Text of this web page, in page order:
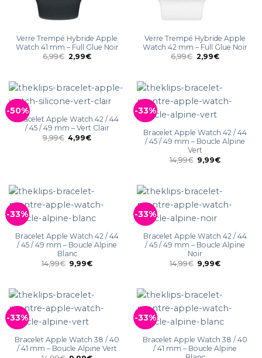
Verre Trempé Hybride Apple
Watch 41 mm – Full Glue Noir
6,99€ 2,99€
Verre Trempé Hybride Apple
Watch 42 mm – Full Glue Noir
6,99€ 2,99€
-50%
Bracelet Apple Watch 42 / 44
/ 45 / 49 mm – Vert Clair
9,99€ 4,99€
-33%
Bracelet Apple Watch 42 / 44
/ 45 / 49 mm – Boucle Alpine
Vert
14,99€ 9,99€
-33%
Bracelet Apple Watch 42 / 44
/ 45 / 49 mm – Boucle Alpine
Blanc
14,99€ 9,99€
-33%
Bracelet Apple Watch 42 / 44
/ 45 / 49 mm – Boucle Alpine
Noir
14,99€ 9,99€
-33%
Bracelet Apple Watch 38 / 40
/ 41 mm – Boucle Alpine Vert
-33%
Bracelet Apple Watch 38 / 40
/ 41 mm – Boucle Alpine